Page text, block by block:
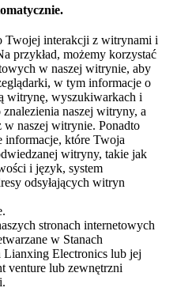
Twojej interakcji z witrynami i
przykład, możemy korzystać
w naszej witrynie, aby
w tym informacje o
witrynę, wyszukiwarkach i
naszej witryny, a
w naszej witrynie. Ponadto
informacje, które Twoja
witryny, takie jak
i język, system
odsyłających witryn
stronach internetowych
w Stanach
Electronics lub jej
venture lub zewnętrzni